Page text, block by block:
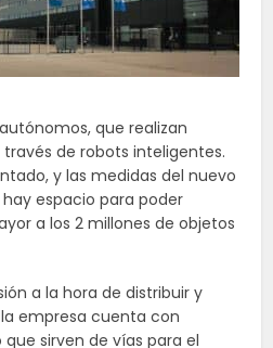
que realizan
de robots inteligentes.
y las medidas del nuevo
espacio para poder
a los 2 millones de objetos
a la hora de distribuir y
empresa cuenta con
sirven de vías para el